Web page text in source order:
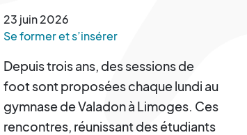
d’un tournoi de cécifoot
23 juin2026
Se former et s’insérer
Depuis trois ans, des sessions de
foot sont proposées chaque lundi au
gymnase de Valadon à Limoges. Ces
rencontres, réunissant des étudiants